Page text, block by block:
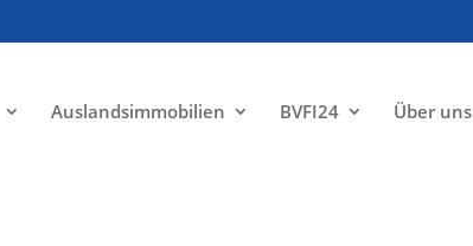
Auslandsimmobilien BVFI24 Über uns